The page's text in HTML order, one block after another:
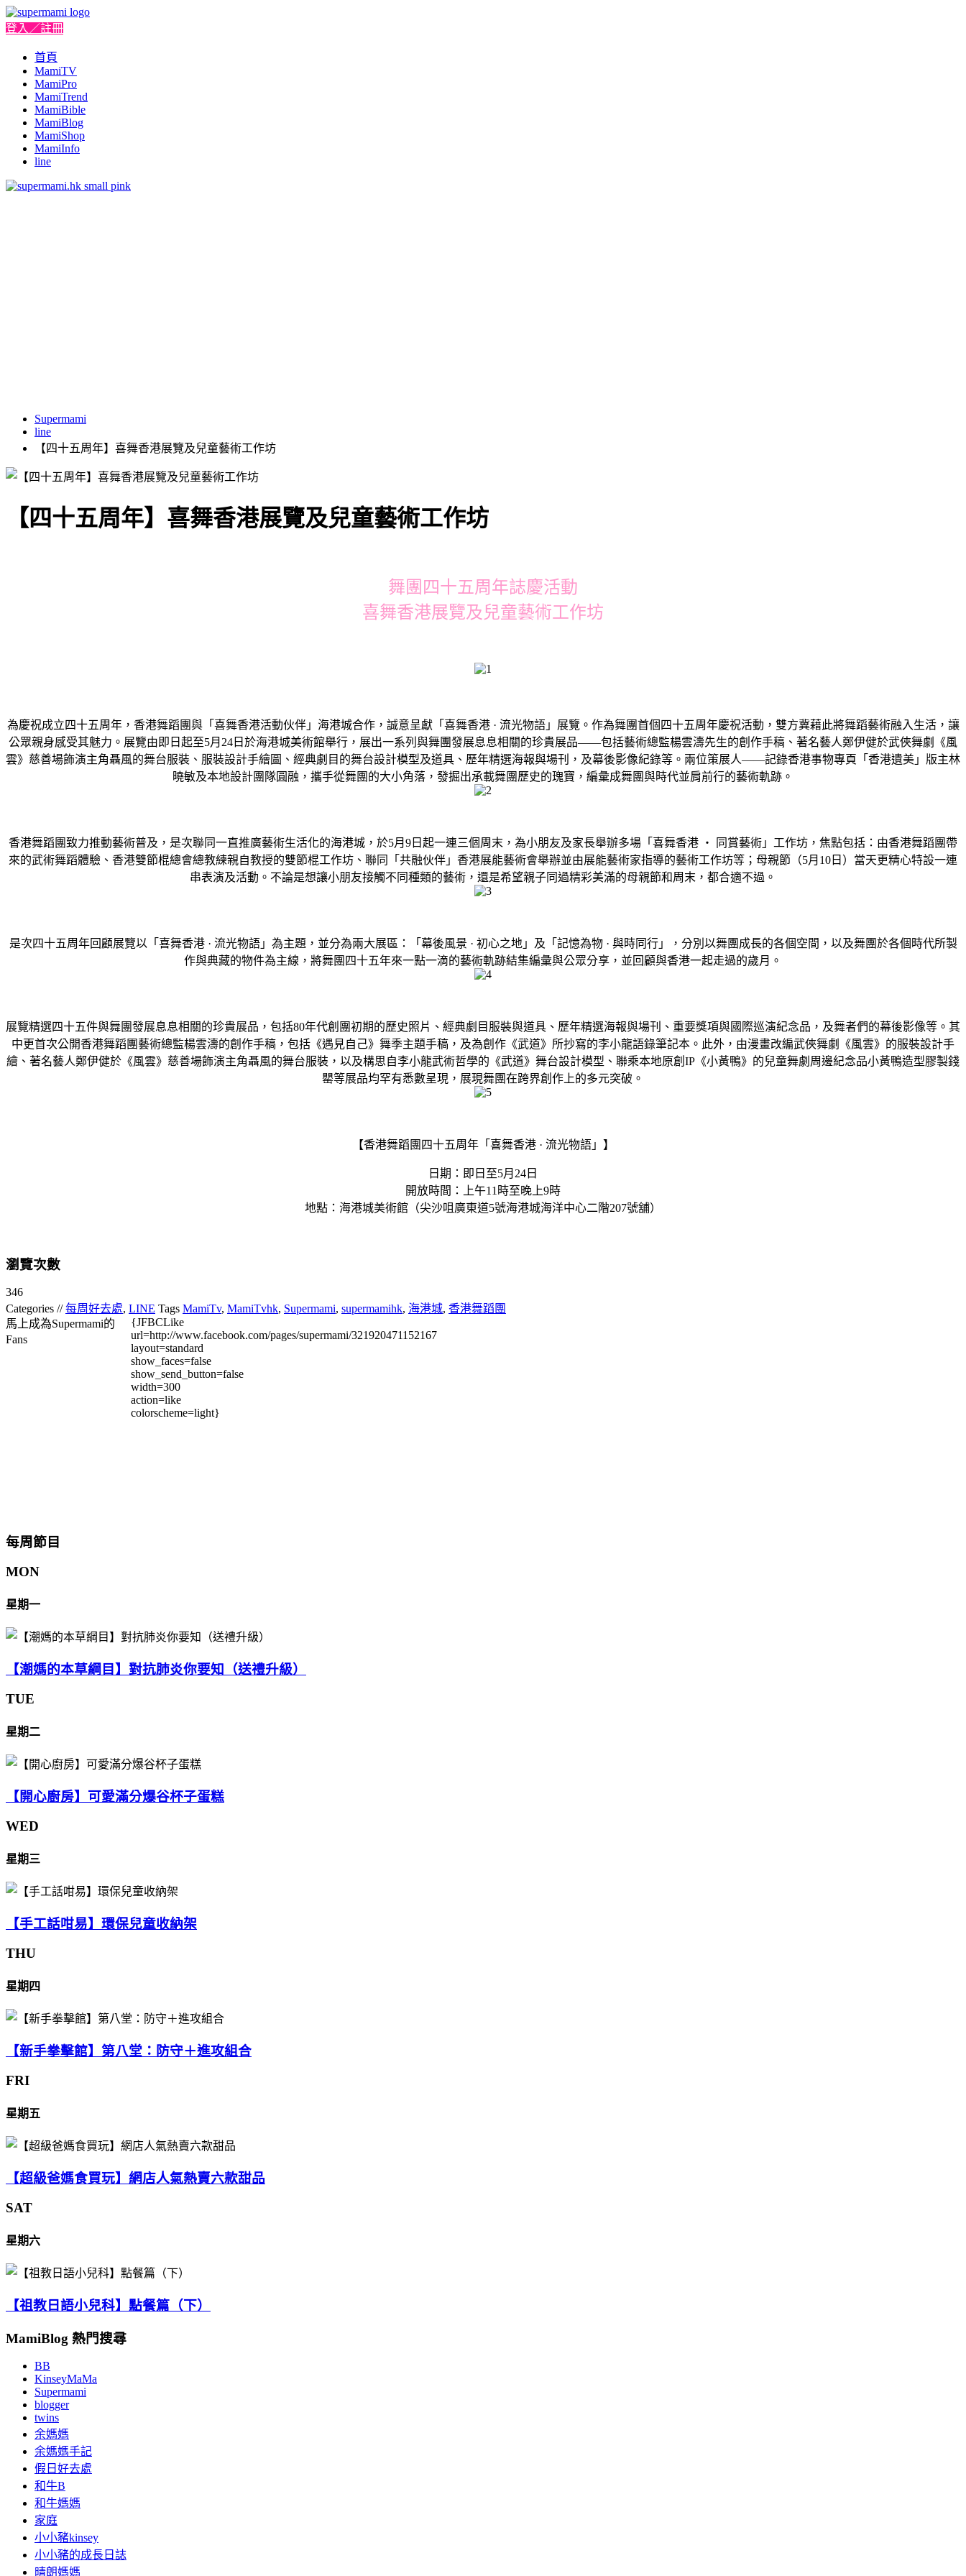
登入／註冊
首頁
MamiTV
MamiPro
MamiTrend
MamiBible
MamiBlog
MamiShop
MamiInfo
line
Supermami
line
【四十五周年】喜舞香港展覽及兒童藝術工作坊
【四十五周年】喜舞香港展覽及兒童藝術工作坊
舞團四十五周年誌慶活動
喜舞香港展覽及兒童藝術工作坊
為慶祝成立四十五周年，香港舞蹈團與「喜舞香港活動伙伴」海港城合作，誠意呈獻「喜舞香港 · 流光物語」展覽。作為舞團首個四十五周年慶祝活動，雙方冀藉此將舞蹈藝術融入生活，讓
公眾親身感受其魅力。展覽由即日起至5月24日於海港城美術館舉行，展出一系列與舞團發展息息相關的珍貴展品——包括藝術總監楊雲濤先生的創作手稿、著名藝人鄭伊健於武俠舞劇《風
雲》慈善場飾演主角聶風的舞台服裝、服裝設計手繪圖、經典劇目的舞台設計模型及道具、歷年精選海報與場刊，及幕後影像紀錄等。兩位策展人——記錄香港事物專頁「香港遺美」版主林
曉敏及本地設計團隊圓融，攜手從舞團的大小角落，發掘出承載舞團歷史的瑰寶，編彙成舞團與時代並肩前行的藝術軌跡。
香港舞蹈團致力推動藝術普及，是次聯同一直推廣藝術生活化的海港城，於5月9日起一連三個周末，為小朋友及家長舉辦多場「喜舞香港 ‧ 同賞藝術」工作坊，焦點包括：由香港舞蹈團帶
來的武術舞蹈體驗、香港雙節棍總會總教練親自教授的雙節棍工作坊、聯同「共融伙伴」香港展能藝術會舉辦並由展能藝術家指導的藝術工作坊等；母親節（5月10日）當天更精心特設一連
串表演及活動。不論是想讓小朋友接觸不同種類的藝術，還是希望親子同過精彩美滿的母親節和周末，都合適不過。
是次四十五周年回顧展覽以「喜舞香港 · 流光物語」為主題，並分為兩大展區：「幕後風景 · 初心之地」及「記憶為物 · 與時同行」，分別以舞團成長的各個空間，以及舞團於各個時代所製
作與典藏的物件為主線，將舞團四十五年來一點一滴的藝術軌跡結集編彙與公眾分享，並回顧與香港一起走過的歲月。
展覽精選四十五件與舞團發展息息相關的珍貴展品，包括80年代創團初期的歷史照片、經典劇目服裝與道具、歷年精選海報與場刊、重要獎項與國際巡演紀念品，及舞者們的幕後影像等。其
中更首次公開香港舞蹈團藝術總監楊雲濤的創作手稿，包括《遇見自己》舞季主題手稿，及為創作《武道》所抄寫的李小龍語錄筆記本。此外，由漫畫改編武俠舞劇《風雲》的服裝設計手
繪、著名藝人鄭伊健於《風雲》慈善場飾演主角聶風的舞台服裝，以及構思自李小龍武術哲學的《武道》舞台設計模型、聯乘本地原創IP《小黃鴨》的兒童舞劇周邊紀念品小黃鴨造型膠製錢
罌等展品均罕有悉數呈現，展現舞團在跨界創作上的多元突破。
【香港舞蹈團四十五周年「喜舞香港 · 流光物語」】
日期：即日至5月24日
開放時間：上午11時至晚上9時
地點：海港城美術館（尖沙咀廣東道5號海港城海洋中心二階207號舖）
瀏覽次數
346
Categories //每周好去處, LINE Tags MamiTv, MamiTvhk, Supermami, supermamihk, 海港城, 香港舞蹈團
馬上成為Supermami的
Fans
{JFBCLike
url=http://www.facebook.com/pages/supermami/321920471152167
layout=standard
show_faces=false
show_send_button=false
width=300
action=like
colorscheme=light}
每周節目
MON
星期一
【潮媽的本草綱目】對抗肺炎你要知（送禮升級）
TUE
星期二
【開心廚房】可愛滿分爆谷杯子蛋糕
WED
星期三
【手工話咁易】環保兒童收納架
THU
星期四
【新手拳擊館】第八堂：防守＋進攻組合
FRI
星期五
【超級爸媽食買玩】網店人氣熱賣六款甜品
SAT
星期六
【祖教日語小兒科】點餐篇（下）
MamiBlog 熱門搜尋
BB
KinseyMaMa
Supermami
blogger
twins
余媽媽
余媽媽手記
假日好去處
和牛B
和牛媽媽
家庭
小小豬kinsey
小小豬的成長日誌
晴朗媽媽